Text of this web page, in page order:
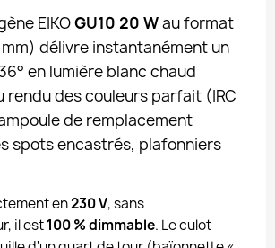
EIKOGU10 20 Wau format
mm) délivre instantanément un
en lumière blanc chaud
rendu des couleurs parfait (IRC
de remplacement
spots encastrés, plafonniers
en230 V, sans
il est100 % dimmable. Le culot